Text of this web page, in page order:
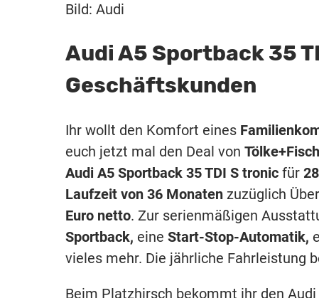
Bild: Audi
Audi A5 Sportback 35
Geschäftskunden
Ihr wollt den Komfort eines
euch jetzt mal den Deal von
Audi A5 Sportback 35 TDI S tronic für
Laufzeit von 36 Monaten zuzüglich
Euro netto. Zur serienmäßigen
Sportback, eine Start-Stop-Automatik,
vieles mehr. Die jährliche Fahrleistung
Beim Platzhirsch bekommt ihr den